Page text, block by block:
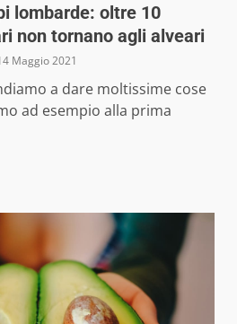
lombarde: oltre 10
non tornano agli alveari
Maggio 2021
a dare moltissime cose
ad esempio alla prima